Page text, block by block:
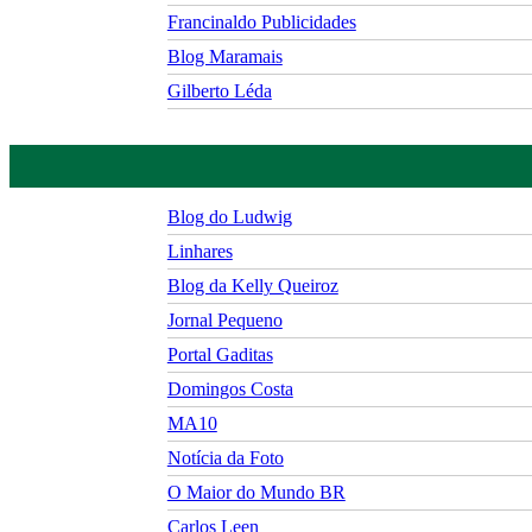
Francinaldo Publicidades
Blog Maramais
Gilberto Léda
Blog do Ludwig
Linhares
Blog da Kelly Queiroz
Jornal Pequeno
Portal Gaditas
Domingos Costa
MA10
Notícia da Foto
O Maior do Mundo BR
Carlos Leen